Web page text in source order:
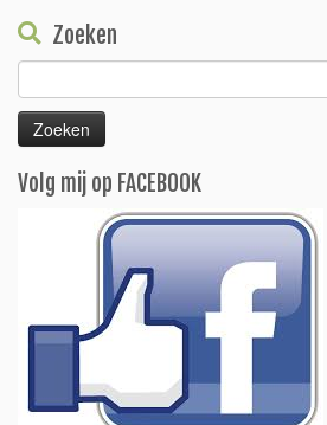
Zoeken
naar:
Volg mij op FACEBOOK